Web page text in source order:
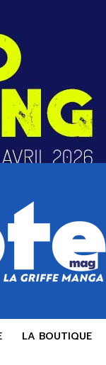
LA BOUTIQUE